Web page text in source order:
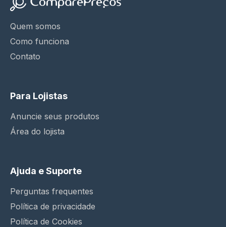
Quem somos
Como funciona
Contato
Para Lojistas
Anuncie seus produtos
Área do lojista
Ajuda e Suporte
Perguntas frequentes
Política de privacidade
Política de Cookies